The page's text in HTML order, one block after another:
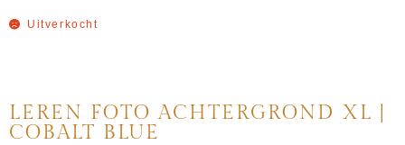
Uitverkocht
LEREN FOTO ACHTERGROND XL |
COBALT BLUE